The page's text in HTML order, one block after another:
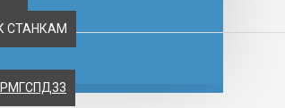
СТАНКАМ